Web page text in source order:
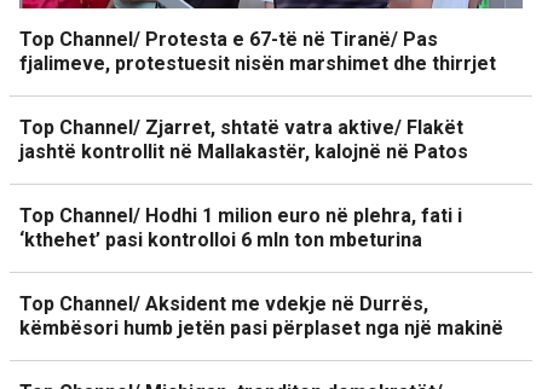
Top Channel/ Protesta e 67-të në Tiranë/ Pas
fjalimeve, protestuesit nisën marshimet dhe thirrjet
Top Channel/ Zjarret, shtatë vatra aktive/ Flakët
jashtë kontrollit në Mallakastër, kalojnë në Patos
Top Channel/ Hodhi 1 milion euro në plehra, fati i
‘kthehet’ pasi kontrolloi 6 mln ton mbeturina
Top Channel/ Aksident me vdekje në Durrës,
këmbësori humb jetën pasi përplaset nga një makinë